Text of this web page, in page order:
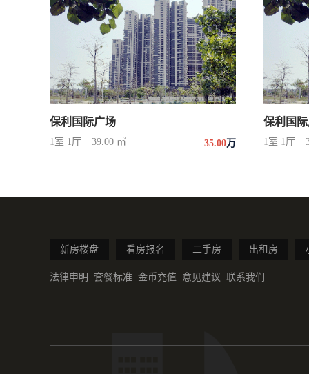
保利国际广场
1室 1厅 39.00 ㎡ 35.00万
保利国
1室 1厅
新房楼盘 看房报名 二手房 出租房
法律申明 套餐标准 金币充值 意见建议 联系我们